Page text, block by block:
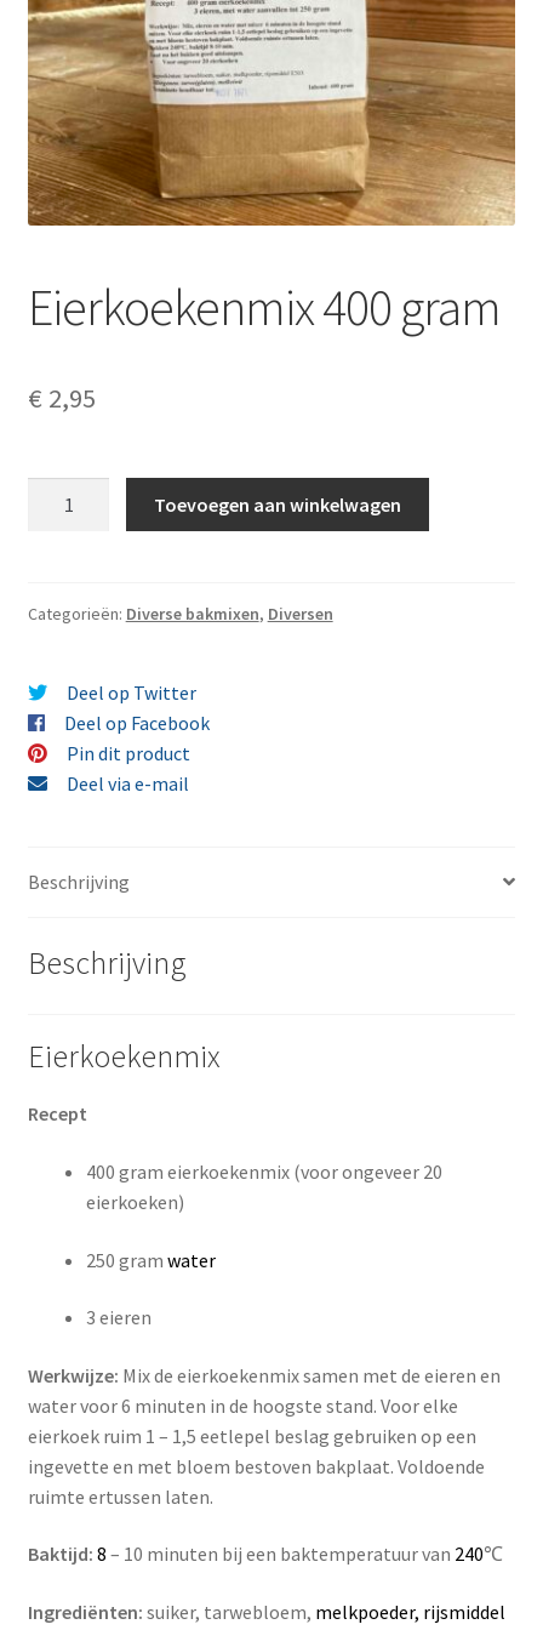
Contact
Algemene voorwaarden
Privacyverklaring
Disclaimer
Cookieverklaring
Verzenden
Eierkoekenmix 400 gram
€ 2,95
Toevoegen aan winkelwagen
Categorieën: Diverse bakmixen, Diversen
Deel op Twitter
Deel op Facebook
Pin dit product
Deel via e-mail
Beschrijving
Beschrijving
Eierkoekenmix
Recept
400 gram eierkoekenmix (voor ongeveer 20
eierkoeken)
250 gram water
3 eieren
Werkwijze: Mix de eierkoekenmix samen met de eieren en
water voor 6 minuten in de hoogste stand. Voor elke
eierkoek ruim 1 – 1,5 eetlepel beslag gebruiken op een
ingevette en met bloem bestoven bakplaat. Voldoende
ruimte ertussen laten.
Baktijd: 8 – 10 minuten bij een baktemperatuur van 240℃
Ingrediënten: suiker, tarwebloem, melkpoeder, rijsmiddel